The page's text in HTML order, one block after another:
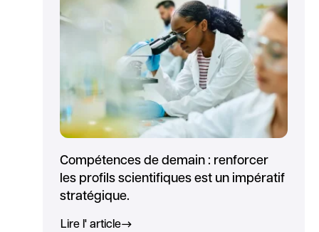
Compétences de demain : renforcer
les profils scientifiques est un impératif
stratégique.
Lire l' article